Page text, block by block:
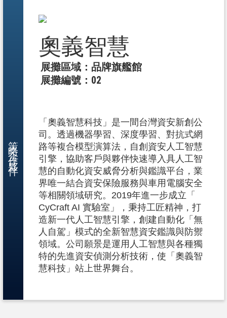
策略合作夥伴
奧義智慧
展攤區域：品牌旗艦館
展攤編號：02
「奧義智慧科技」是一間台灣資安新創公
司。透過機器學習、深度學習、對抗式網
路等複合模型演算法，自創資安人工智慧
引擎，協助客戶與夥伴快速導入具人工智
慧的自動化資安威脅分析與鑑識平台，業
界唯一結合資安保險服務與車用電腦安全
等相關領域研究。2019年進一步成立「
CyCraft AI 實驗室」，秉持工匠精神，打
造新一代人工智慧引擎，創建自動化「無
人自駕」模式的全新智慧資安鑑識與防禦
領域。公司願景是運用人工智慧與各種獨
特的先進資安偵測分析技術，使「奧義智
慧科技」站上世界舞台。